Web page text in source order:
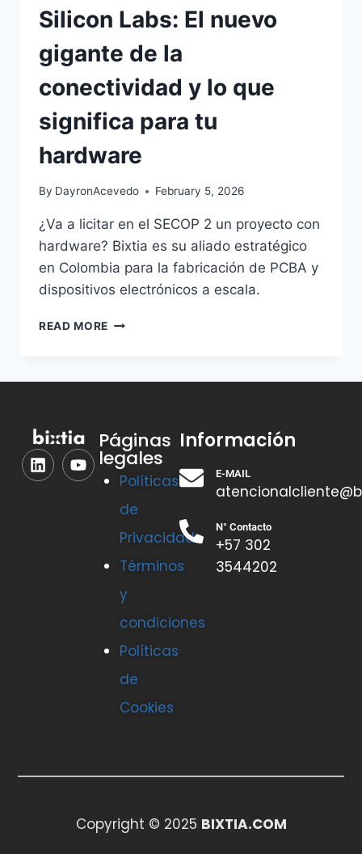
Silicon Labs: El nuevo
gigante de la
conectividad y lo que
significa para tu
hardware
By DayronAcevedo February 5, 2026
¿Va a licitar en el SECOP 2 un proyecto con
hardware? Bixtia es su aliado estratégico
en Colombia para la fabricación de PCBA y
dispositivos electrónicos a escala.
READ MORE
Páginas
legales
Políticas
de
Privacidad
Términos
y
condiciones
Políticas
de
Cookies
Información
E-MAIL
N° Contacto
+57 302
3544202
Copyright © 2025 BIXTIA.COM